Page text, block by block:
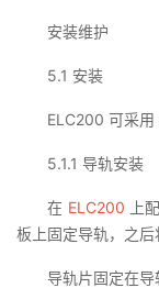
安装维护
5.1 安装
ELC200 可采用
5.1.1 导轨安装
在 ELC200
上
板上固定导轨，之后
导轨片固定在导